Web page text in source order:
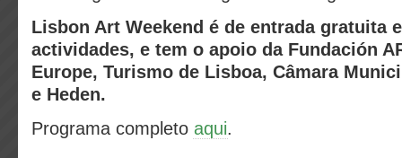
Lisbon Art Weekend é de entrada gratuita
actividades, e tem o apoio da Fundación
Europe, Turismo de Lisboa, Câmara
e Heden.
Programa completo aqui.